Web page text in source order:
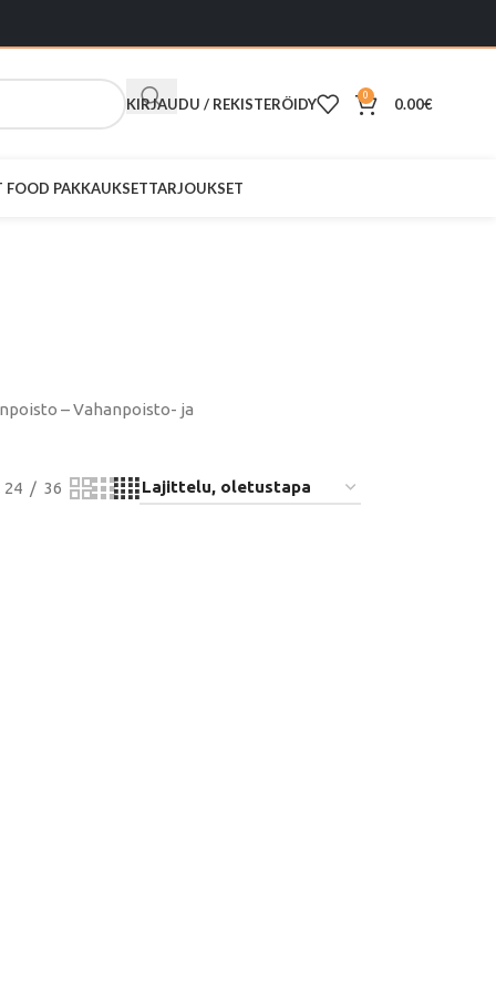
KIRJAUDU / REKISTERÖIDY 0 0.00€
FOOD PAKKAUKSETTARJOUKSET
– Vahanpoisto- ja
24 36